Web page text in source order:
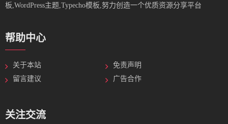
板,WordPress主题,Typecho模板,努力创造一个优质资源分享平台
帮助中心
关于本站
免责声明
留言建议
广告合作
关注交流